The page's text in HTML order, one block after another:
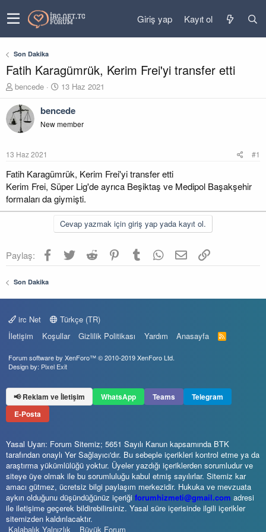
Giriş yap Kayıt ol
Son Dakika
Fatih Karagümrük, Kerim Frei'yi transfer etti
K
n
u
y
b
a
ş
a
t
a
bencede
B
ş
l
a
ç
a
r
i
h
i
13 Haz 2021
bencede
New member
13 Haz 2021 #1
Fatih Karagümrük, Kerim Frei'yi transfer etti
Kerim Frei, Süper Lig'de ayrıca Beşiktaş ve Medipol Başakşehir
formaları da giymişti.
Cevap yazmak için giriş yap yada kayıt ol.
Paylaş: Facebook
TwitterReddit PinterestTumblr WhatsApp
E-postaLink
Son Dakika
irc Net
Türkçe (TR)
İletişim
Koşullar Gizlilik Politikası Yardım Anasayfa
R
S
Forum software by XenForo™© 2010-2019 XenForo Ltd.
Design by: Pixel Exit
📢 Reklam ve İletişim WhatsApp Teams
Telegram
E-Posta
Yasal Uyarı: Forum Sitemiz; 5651 Sayılı Kanun kapsamında BTK
tarafından onaylı Yer Sağlayıcı'dır. Bu sebeple içerikleri kontrol etme ya da
araştırma yükümlülüğü yoktur. Üyeler yazdığı içeriklerden sorumludur ve
siteye üye olmak ile bu sorumluluğu kabul etmiş sayılırlar. Sitemiz kar
amacı gütmez, ücretsiz bilgi paylaşım merkezidir. Hukuka ve mevzuata
aykırı olduğunu düşündüğünüz içeriği forumhizmeti@gmail.com adresi
ile iletişime geçerek bildirebilirsiniz. Yasal süre içerisinde ilgili içerikler
sitemizden kaldırılacaktır.
Kalabalık Yalnızlık
Büyük Forum